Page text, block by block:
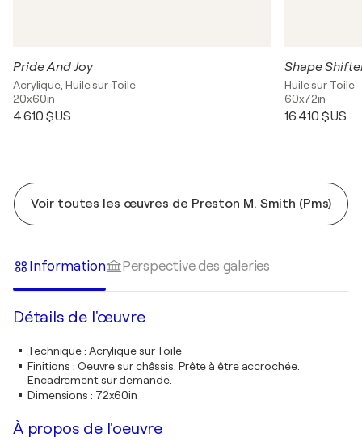
Pride And Joy
Acrylique, Huile sur Toile
20x60in
4 610 $US
Shape
Huile sur Toile
60x72in
16 410 $US
Voir toutes les œuvres de Preston M. Smith (Pms)
Information Perspective des galeries
Détails de l'œuvre
Technique: Acrylique sur Toile
Finitions : Oeuvre sur châssis. Prête à être accrochée.
Encadrement sur demande.
Dimensions : 72x60in
À propos de l'oeuvre